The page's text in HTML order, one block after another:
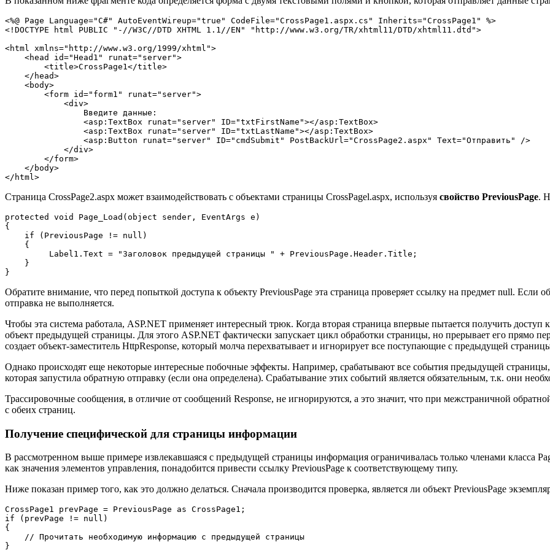
<%@ Page Language="C#" AutoEventWireup="true" CodeFile="CrossPage1.aspx.cs" Inherits="CrossPage1" %>
<!DOCTYPE html PUBLIC "-//W3C//DTD XHTML 1.1//EN" "http://www.w3.org/TR/xhtml11/DTD/xhtml11.dtd">
<html xmlns="http://www.w3.org/1999/xhtml">
    <head id="Head1" runat="server">
        <title>CrossPage1</title>
    </head>
    <body>
        <form id="form1" runat="server">
            <div>
                Введите данные:
                <asp:TextBox runat="server" ID="txtFirstName"></asp:TextBox>
                <asp:TextBox runat="server" ID="txtLastName"></asp:TextBox>
                <asp:Button runat="server" ID="cmdSubmit" PostBackUrl="CrossPage2.aspx" Text="Отправить" />
            </div>
        </form>
    </body>
Страница CrossPage2.aspx может взаимодействовать с объектами страницы CrossPagel.aspx, используя свойство PreviousPage.
protected void Page_Load(object sender, EventArgs e)
{
    if (PreviousPage != null)
    {
         Label1.Text = "Заголовок предыдущей страницы " + PreviousPage.Header.Title;
    }
}
Обратите внимание, что перед попыткой доступа к объекту PreviousPage эта страница проверяет ссылку на предмет null. Если
отправка не выполняется.
Чтобы эта система работала, ASP.NET применяет интересный трюк. Когда вторая страница впервые пытается получить доступ
объект предыдущей страницы. Для этого ASP.NET фактически запускает цикл обработки страницы, но прерывает его прямо
создает объект-заместитель HttpResponse, который молча перехватывает и игнорирует все поступающие с предыдущей
Однако происходят еще некоторые интересные побочные эффекты. Например, срабатывают все события предыдущей
которая запустила обратную отправку (если она определена). Срабатывание этих событий является обязательным, т.к. они
Трассировочные сообщения, в отличие от сообщений Response, не игнорируются, а это значит, что при межстраничной
с обеих страниц.
Получение специфической для страницы информации
В рассмотренном выше примере извлекавшаяся с предыдущей страницы информация ограничивалась только членами класса
как значения элементов управления, понадобится привести ссылку PreviousPage к соответствующему типу.
Ниже показан пример того, как это должно делаться. Сначала производится проверка, является ли объект PreviousPage
CrossPage1 prevPage = PreviousPage as CrossPage1;
if (prevPage != null)
{
    // Прочитать необходимую информацию с предыдущей страницы
}